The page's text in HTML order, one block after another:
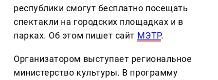
республики смогут бесплатно посещать
спектакли на городских площадках и в
парках. Об этом пишет сайт МЭТР.
Организатором выступает региональное
министерство культуры. В программу